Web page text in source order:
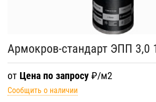
Армокров-стандарт ЭПП 3,0
от Цена по запросу ₽/м2
Сообщить о наличии